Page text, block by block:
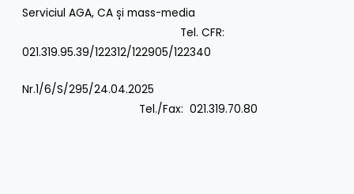
Serviciul AGA, CA și mass-media
Tel. CFR:
021.319.95.39/122312/122905/122340
Nr.1/6/S/295/24.04.2025
Tel./Fax: 021.319.70.80